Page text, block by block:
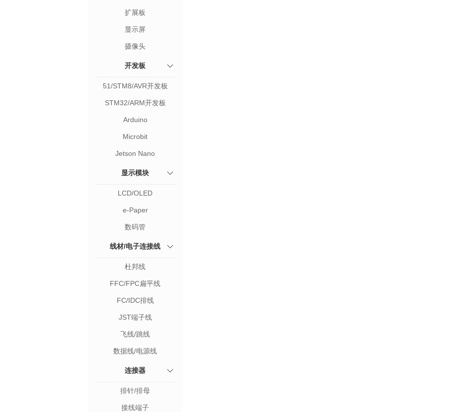
扩展板
显示屏
摄像头
开发板
51/STM8/AVR开发板
STM32/ARM开发板
Arduino
Microbit
Jetson Nano
显示模块
LCD/OLED
e-Paper
数码管
线材/电子连接线
杜邦线
FFC/FPC扁平线
FC/IDC排线
JST端子线
飞线/跳线
数据线/电源线
连接器
排针/排母
接线端子